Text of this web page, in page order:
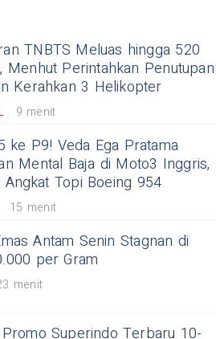
TNBTS Meluas hingga 520
Menhut Perintahkan Penutupan
Kerahkan 3 Helikopter
9 menit
ke P9! Veda Ega Pratama
Mental Baja di Moto3 Inggris,
Angkat Topi Boeing 954
15 menit
Antam Senin Stagnan di
per Gram
menit
Superindo Terbaru 10-